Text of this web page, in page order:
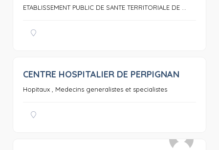
ETABLISSEMENT PUBLIC DE SANTE TERRITORIALE DE ...
0
CENTRE HOSPITALIER DE PERPIGNAN
Hopitaux , Medecins generalistes et specialistes